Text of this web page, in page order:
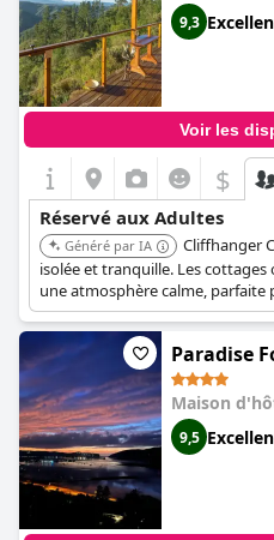
9,3
Voir les
$
Réservé aux Adultes
Généré par IA
Cliffhanger
isolée et tranquille. Les
une atmosphère calme, parfaite
s'évader et à se détendre. La
propriété garantissent un séjour
Paradise
Maison
9,5